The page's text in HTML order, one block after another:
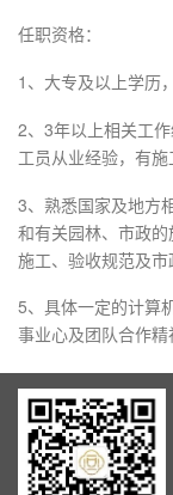
任职资格：
1、大专及以上学历
2、3年以上相关工
工员从业经验，有施
3、熟悉国家及地方
和有关园林、市政的
施工、验收规范及市
5、具体一定的计算
事业心及团队合作精